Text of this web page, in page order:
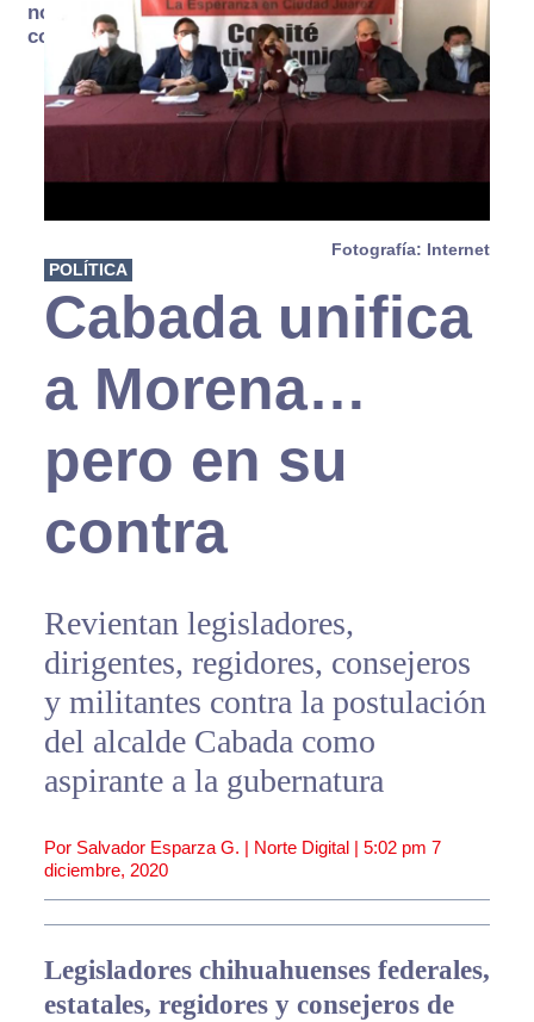
no se
consume
Fotografía: Internet
POLÍTICA
Cabada unifica
a Morena…
pero en su
contra
Revientan legisladores,
dirigentes, regidores, consejeros
y militantes contra la postulación
del alcalde Cabada como
aspirante a la gubernatura
Por Salvador Esparza G. | Norte Digital | 5:02 pm 7
diciembre, 2020
Legisladores chihuahuenses federales,
estatales, regidores y consejeros de